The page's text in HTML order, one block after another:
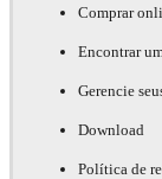
Comprar
Encontrar
Gerencie
Download
Política de